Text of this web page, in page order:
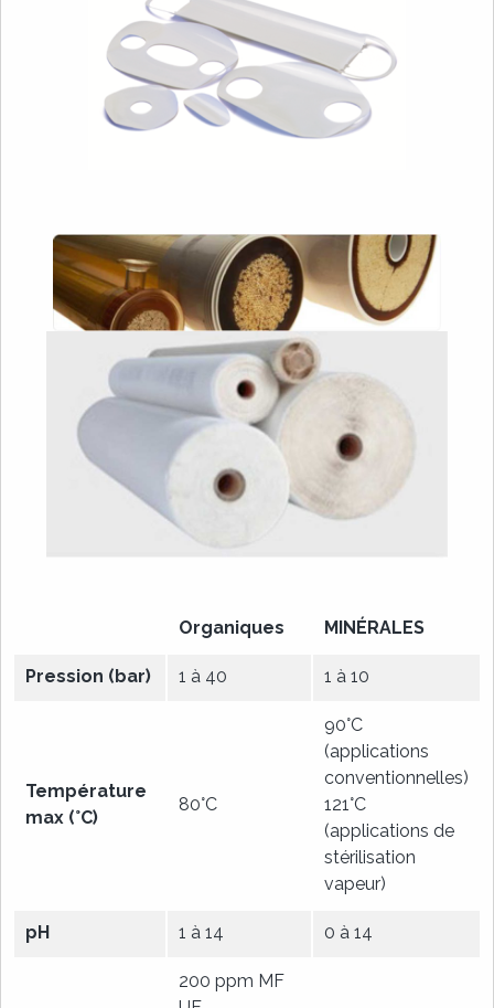
Organiques MINÉRALES
Pression (bar) 1 à 40 1 à 10
Température
max (°C)
80°C
90°C
(applications
conventionnelles)
121°C
(applications de
stérilisation
vapeur)
pH 1 à 14 0 à 14
200 ppm MF